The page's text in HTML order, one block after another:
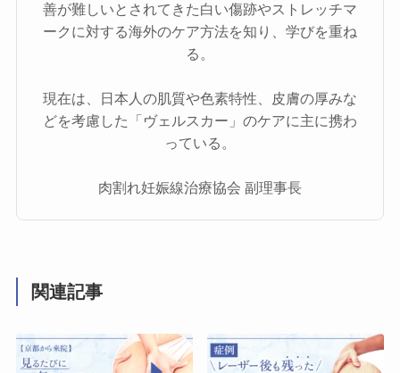
善が難しいとされてきた白い傷跡やストレッチマ
ークに対する海外のケア方法を知り、学びを重ね
る。
現在は、日本人の肌質や色素特性、皮膚の厚みな
どを考慮した「ヴェルスカー」のケアに主に携わ
っている。
肉割れ妊娠線治療協会 副理事長
関連記事